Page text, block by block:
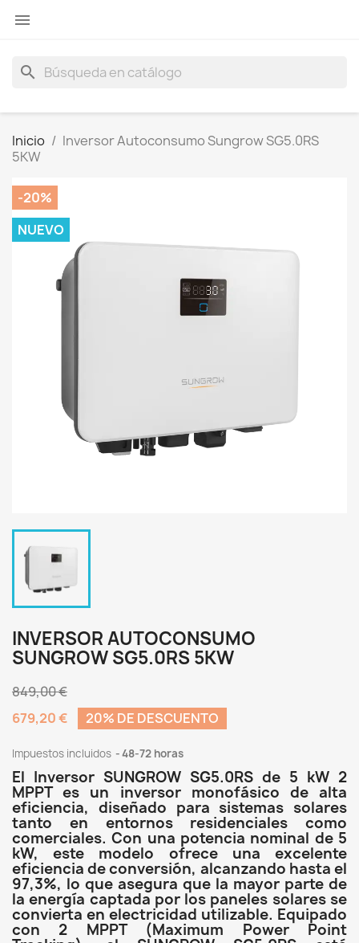

search
Inicio
Inversor Autoconsumo Sungrow SG5.0RS
5KW
-20%
NUEVO
INVERSOR AUTOCONSUMO
SUNGROW SG5.0RS 5KW
849,00 €
679,20 €
20% DE DESCUENTO
Impuestos incluidos 48-72 horas
El Inversor SUNGROW SG5.0RS de 5 kW 2
MPPT es un inversor monofásico de alta
eficiencia, diseñado para sistemas solares
tanto en entornos residenciales como
comerciales. Con una potencia nominal de 5
kW, este modelo ofrece una excelente
eficiencia de conversión, alcanzando hasta el
97,3%, lo que asegura que la mayor parte de
la energía captada por los paneles solares se
convierta en electricidad utilizable. Equipado
con 2 MPPT (Maximum Power Point